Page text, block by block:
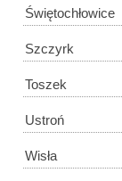
Świętochłowice
Szczyrk
Toszek
Ustroń
Wisła